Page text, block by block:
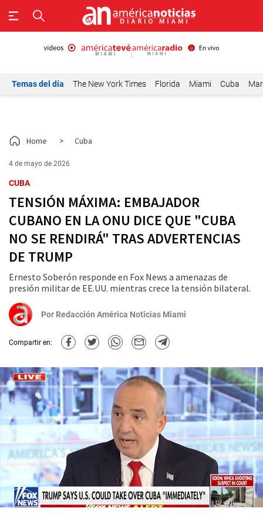
Temas del día The New York Times Florida Miami Cuba
Home > Cuba
4 de mayo de 2026
CUBA
TENSIÓN MÁXIMA: EMBAJADOR
CUBANO EN LA ONU DICE QUE "CUBA
NO SE RENDIRÁ" TRAS ADVERTENCIAS
DE TRUMP
Ernesto Soberón responde en Fox News a amenazas de
presión militar de EE.UU. mientras crece la tensión bilateral.
Por Redacción América Noticias Miami
Compartir en: